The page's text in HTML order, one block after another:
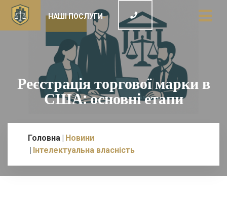
НАШІ ПОСЛУГИ
Реєстрація торгової марки в
США: основні етапи
Головна Новини
Інтелектуальна власність